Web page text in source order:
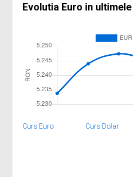
Evolutia Euro in
Curs Euro Curs Dolar